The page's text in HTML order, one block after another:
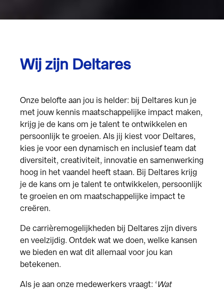
Wij zijn Deltares
Onze belofte aan jou is helder: bij Deltares kun je
met jouw kennis maatschappelijke impact maken,
krijg je de kans om je talent te ontwikkelen en
persoonlijk te groeien. Als jij kiest voor Deltares,
kies je voor een dynamisch en inclusief team dat
diversiteit, creativiteit, innovatie en samenwerking
hoog in het vaandel heeft staan. Bij Deltares krijg
je de kans om je talent te ontwikkelen, persoonlijk
te groeien en om maatschappelijke impact te
creëren.
De carrièremogelijkheden bij Deltares zijn divers
en veelzijdig. Ontdek wat we doen, welke kansen
we bieden en wat dit allemaal voor jou kan
betekenen.
Als je aan onze medewerkers vraagt: ‘Wat